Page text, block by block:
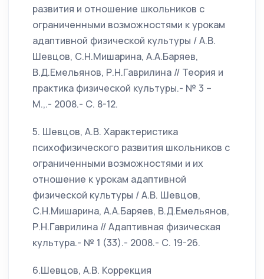
развития и отношение школьников с
ограниченными возможностями к урокам
адаптивной физической культуры / А.В.
Шевцов, С.Н.Мишарина, А.А.Баряев,
В.Д.Емельянов, Р.Н.Гаврилина // Теория и
практика физической культуры.- № 3 –
М.,.- 2008.- С. 8-12.
5. Шевцов, А.В. Характеристика
психофизического развития школьников с
ограниченными возможностями и их
отношение к урокам адаптивной
физической культуры / А.В. Шевцов,
С.Н.Мишарина, А.А.Баряев, В.Д.Емельянов,
Р.Н.Гаврилина // Адаптивная физическая
культура.- № 1 (33).- 2008.- С. 19-26.
6.Шевцов, А.В. Коррекция